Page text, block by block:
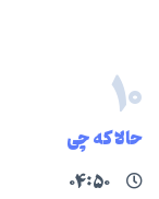
۱۰
حالا که چی
۰۴:۵۰